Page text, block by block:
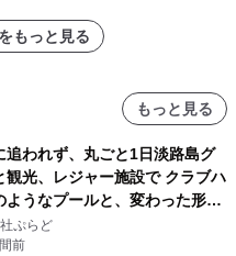
もっと見る
もっと見る
追われず、丸ごと1日淡路島グ
観光、レジャー施設で クラブハ
ようなプールと、変わった形の
も 「THE BOXY AWAJI」のお
泊まり連泊プランで
ぷらど
前